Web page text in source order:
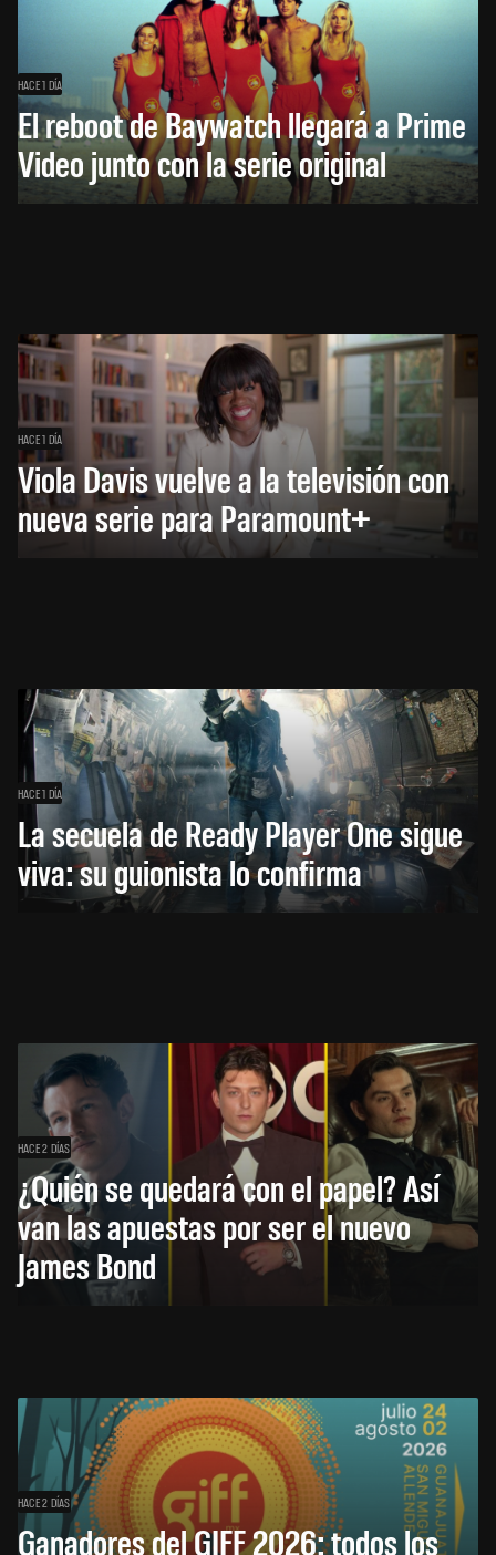
HACE 1 DÍA
El reboot de Baywatch llegará a Prime
Video junto con la serie original
HACE 1 DÍA
Viola Davis vuelve a la televisión con
nueva serie para Paramount+
HACE 1 DÍA
La secuela de Ready Player One sigue
viva: su guionista lo confirma
HACE 2 DÍAS
¿Quién se quedará con el papel? Así
van las apuestas por ser el nuevo
James Bond
HACE 2 DÍAS
Ganadores del GIFF 2026: todos los